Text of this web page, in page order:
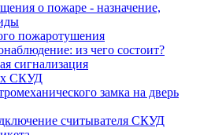
о пожаре - назначение,
пожаротушения
из чего состоит?
сигнализация
СКУД
замка на дверь
считывателя СКУД